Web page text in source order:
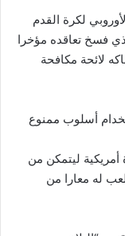
لكرة القدم
فسخ تعاقده مؤخرا
لائحة مكافحة
أسلوب ممنوع
علاج بعيادة أمريكية ليتمكن من
له معارا من